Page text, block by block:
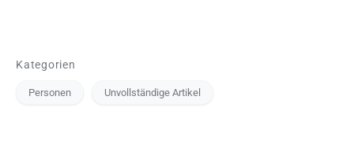
Kategorien
Personen Unvollständige Artikel